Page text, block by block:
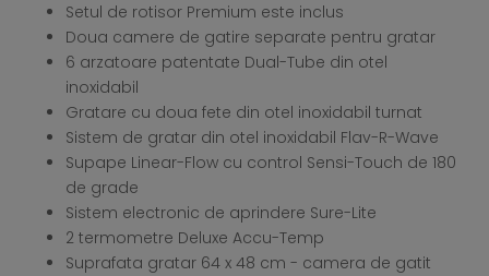
Setul de rotisor Premium este inclus
Doua camere de gatire separate pentru gratar
6 arzatoare patentate Dual-Tube din otel
inoxidabil
Gratare cu doua fete din otel inoxidabil turnat
Sistem de gratar din otel inoxidabil Flav-R-Wave
Supape Linear-Flow cu control Sensi-Touch de 180
de grade
Sistem electronic de aprindere Sure-Lite
2 termometre Deluxe Accu-Temp
Suprafata gratar 64 x 48 cm - camera de gatit